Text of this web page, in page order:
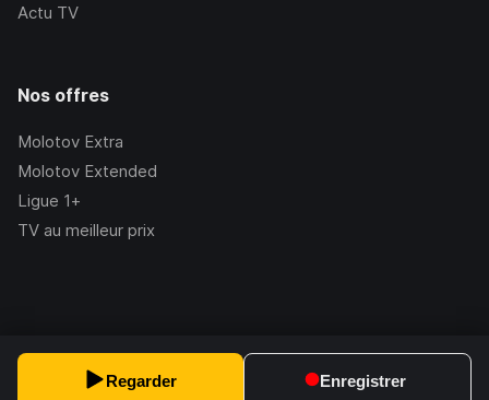
Regarder Enregistrer
Actu TV
Nos offres
Molotov Extra
Molotov Extended
Ligue 1+
TV au meilleur prix
2.228.1